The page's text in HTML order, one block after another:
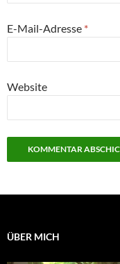
E-Mail-Adresse *
Website
ÜBER MICH